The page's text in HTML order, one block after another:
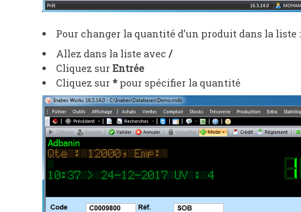
Pour changer la quantité d’un produit dans la liste :
Allez dans la liste avec /
Cliquez sur Entrée
Cliquez sur * pour spécifier la quantité